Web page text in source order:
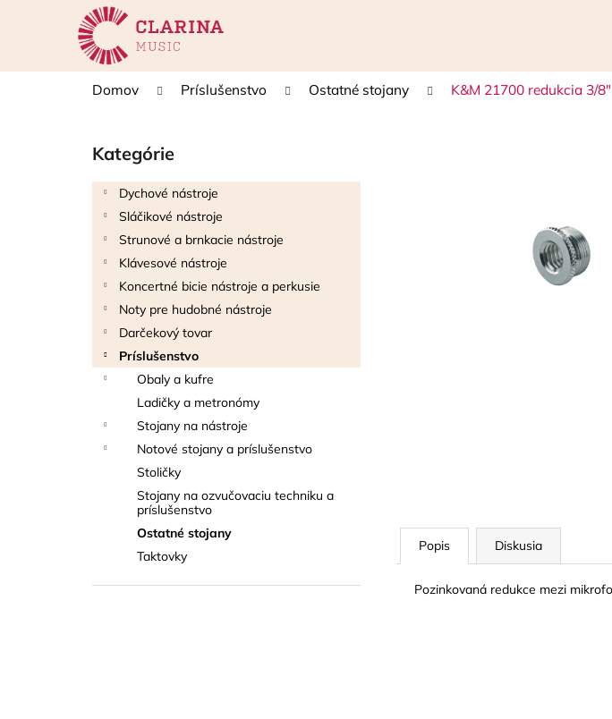
Domov Príslušenstvo Ostatné stojany K&M 21700 redukcia 3/
Preskočiť
kategórie
Kategórie
Dychové nástroje
Sláčikové nástroje
Strunové a brnkacie nástroje
Klávesové nástroje
Koncertné bicie nástroje a perkusie
Noty pre hudobné nástroje
Darčekový tovar
Príslušenstvo
Obaly a kufre
Ladičky a metronómy
Stojany na nástroje
Notové stojany a príslušenstvo
Stoličky
Stojany na ozvučovaciu techniku a
príslušenstvo
Ostatné stojany
Taktovky
Popis Diskusia
Pozinkovaná redukce mezi
í
Späť
do
Späť
do
Čo potrebujete
Odporúčame
THOMANN FLOW-BALL
3 €